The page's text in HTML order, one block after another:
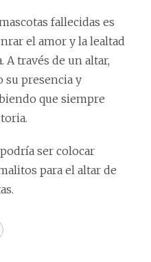
fallecidas es
el amor y la lealtad
través de un altar,
presencia y
que siempre
ser colocar
para el altar de